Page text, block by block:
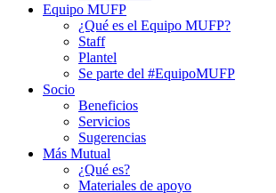
Equipo MUFP
¿Qué es el Equipo MUFP?
Staff
Plantel
Se parte del #EquipoMUFP
Socio
Beneficios
Servicios
Sugerencias
Más Mutual
¿Qué es?
Materiales de apoyo